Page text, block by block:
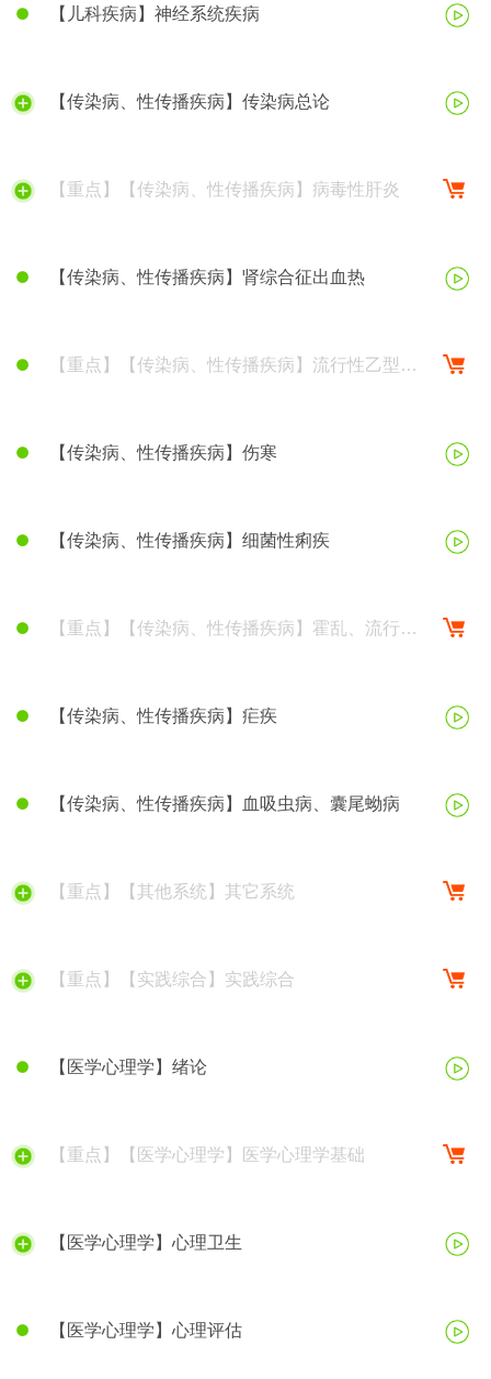
【儿科疾病】神经系统疾病
【传染病、性传播疾病】传染病总论
【重点】【传染病、性传播疾病】病毒性肝炎
【传染病、性传播疾病】肾综合征出血热
【重点】【传染病、性传播疾病】流行性乙型脑
【传染病、性传播疾病】伤寒
【传染病、性传播疾病】细菌性痢疾
【重点】【传染病、性传播疾病】霍乱、流行性
【传染病、性传播疾病】疟疾
【传染病、性传播疾病】血吸虫病、囊尾蚴病
【重点】【其他系统】其它系统
【重点】【实践综合】实践综合
【医学心理学】绪论
【重点】【医学心理学】医学心理学基础
【医学心理学】心理卫生
【医学心理学】心理评估